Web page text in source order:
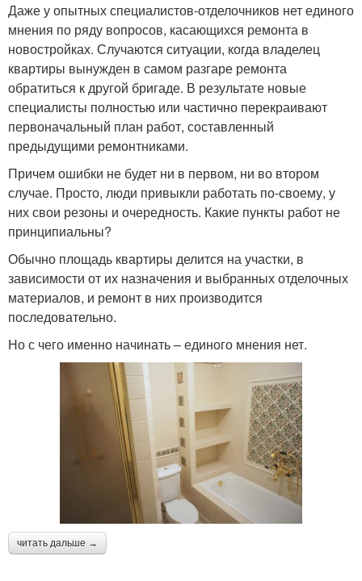
Даже у опытных специалистов-отделочников нет единого
мнения по ряду вопросов, касающихся ремонта в
новостройках. Случаются ситуации, когда владелец
квартиры вынужден в самом разгаре ремонта
обратиться к другой бригаде. В результате новые
специалисты полностью или частично перекраивают
первоначальный план работ, составленный
предыдущими ремонтниками.
Причем ошибки не будет ни в первом, ни во втором
случае. Просто, люди привыкли работать по-своему, у
них свои резоны и очередность. Какие пункты работ не
принципиальны?
Обычно площадь квартиры делится на участки, в
зависимости от их назначения и выбранных отделочных
материалов, и ремонт в них производится
последовательно.
Но с чего именно начинать – единого мнения нет.
читать дальше →